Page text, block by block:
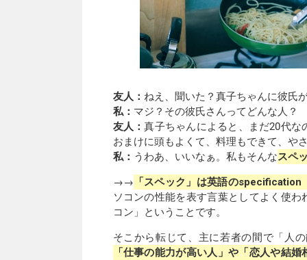
友人： ねえ、聞いた？真子ちゃんに彼氏
私： マジ？その彼氏さんってどんな人？
友人：真子ちゃんによると、まだ20代
おまけに頭もよくて、料理もできて、や
私： うわあ、いいなぁ。私もそんなスペ
→→ 「スペック」は英語の
ソコンの性能を表す言葉としてよく使
コン」ということです。
そこから転じて、主に若者の間で「人
「仕事の能力が高い人」や「恋人や結